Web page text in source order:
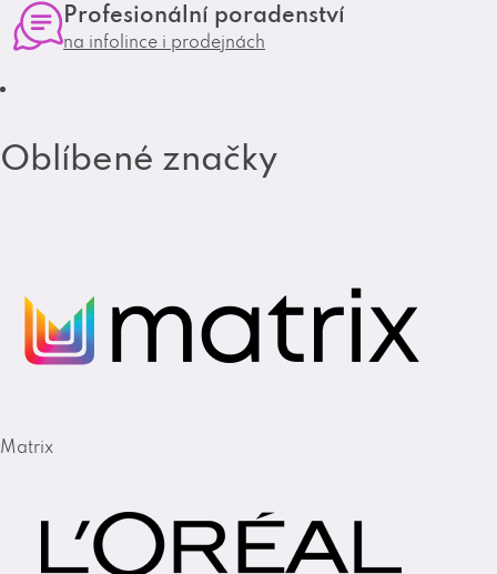
a
m
kProfesionální poradenství
na infolince i prodejnách
Oblíbené značky
Matrix